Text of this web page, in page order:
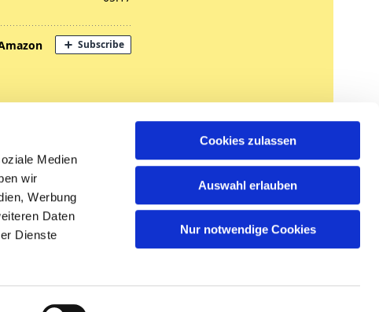
Medien
wir
Werbung
Daten
Dienste
Cookies zulassen
Auswahl erlauben
Nur notwendige Cookies
Mitglied werden